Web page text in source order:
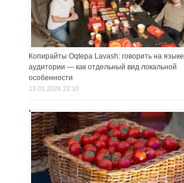
Копирайты Oqtepa Lavash: говорить на языке
аудитории — как отдельный вид локальной
особенности
13.01.2026 22:10